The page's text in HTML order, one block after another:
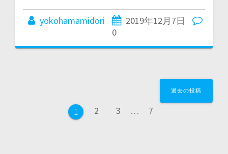
yokohamamidori
2019年12月7日
0
ペ
1
ペ
2
ペ
3 …
ペ
7
過去の投稿